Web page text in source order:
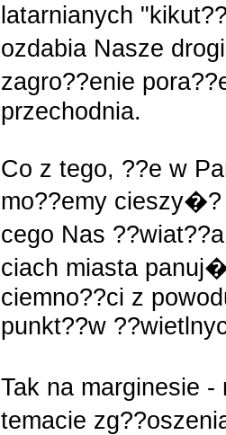
latarnianych
ozdabia Nasze
zagro??enie
przechodnia.
Co z tego, ??e w
mo??emy
cego Nas
ciach miasta
ciemno??ci z
punkt??w
Tak na marginesie
temacie